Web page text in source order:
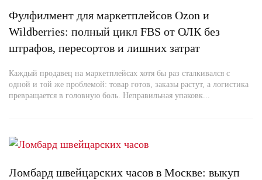
Фулфилмент для маркетплейсов Ozon и
Wildberries: полный цикл FBS от ОЛК без
штрафов, пересортов и лишних затрат
Каждый продавец на маркетплейсах хотя бы раз сталкивался с
одной и той же проблемой: товар готов, заказы растут, а логистика
превращается в головную боль. Неправильная упаковк...
Ломбард швейцарских часов в Москве: выкуп